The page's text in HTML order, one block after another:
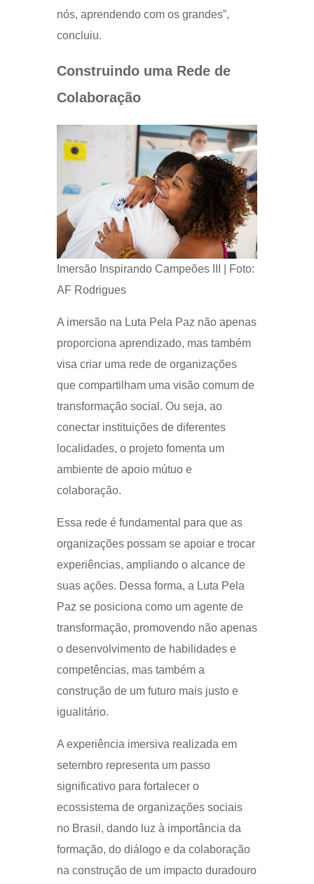
nós, aprendendo com os grandes”,
concluiu.
Construindo uma Rede de
Colaboração
Imersão Inspirando Campeões III | Foto:
AF Rodrigues
A imersão na Luta Pela Paz não apenas
proporciona aprendizado, mas também
visa criar uma rede de organizações
que compartilham uma visão comum de
transformação social. Ou seja, ao
conectar instituições de diferentes
localidades, o projeto fomenta um
ambiente de apoio mútuo e
colaboração.
Essa rede é fundamental para que as
organizações possam se apoiar e trocar
experiências, ampliando o alcance de
suas ações. Dessa forma, a Luta Pela
Paz se posiciona como um agente de
transformação, promovendo não apenas
o desenvolvimento de habilidades e
competências, mas também a
construção de um futuro mais justo e
igualitário.
A experiência imersiva realizada em
setembro representa um passo
significativo para fortalecer o
ecossistema de organizações sociais
no Brasil, dando luz à importância da
formação, do diálogo e da colaboração
na construção de um impacto duradouro